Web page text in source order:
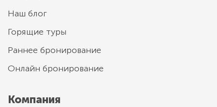
Наш блог
Горящие туры
Раннее бронирование
Онлайн бронирование
Компания